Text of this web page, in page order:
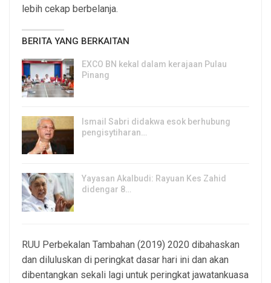
lebih cekap berbelanja.
BERITA YANG BERKAITAN
EXCO BN kekal dalam kerajaan Pulau
Pinang
Ismail Sabri didakwa esok berhubung
pengisytiharan…
Yayasan Akalbudi: Rayuan Kes Zahid
didengar 8…
RUU Perbekalan Tambahan (2019) 2020 dibahaskan
dan diluluskan di peringkat dasar hari ini dan akan
dibentangkan sekali lagi untuk peringkat jawatankuasa